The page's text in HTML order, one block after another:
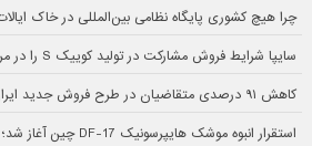
چرا هیچ کشوری پایگاه نظامی بین‌المللی در خاک
سایپا شرایط فروش مشارکت در تولید کوییک S را در مرداد 1405 اعلام کرد
کاهش ۹۱ درصدی متقاضیان در طرح فروش جدید ایران خودرو
استقرار انبوه موشک هایپرسونیک DF-17 چین آغاز شد؛ سلاحی با رهگیری بسیار دشوار